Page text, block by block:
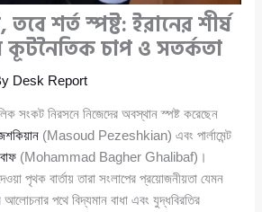
শর্ত স্পষ্ট: ইরানের শীর্ষ
কূটনৈতিক চাপ ও সতর্কতা
Desk Report
সংকট নিরসনে নিজেদের অবস্থান স্পষ্ট করেছেন
(Masoud Pezeshkian) এবং পার্লামেন্ট
(Mohammad Bagher Ghalibaf)।
পৃথক বার্তায় তারা সংলাপের প্রয়োজনীয়তা যেমন
পথে বিদ্যমান বাধা এবং যুদ্ধবিরতির